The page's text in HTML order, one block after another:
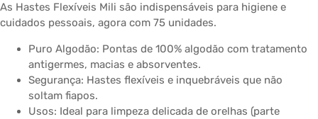
As Hastes Flexíveis Mili são indispensáveis para higiene e
cuidados pessoais, agora com 75 unidades.
Puro Algodão: Pontas de 100% algodão com tratamento
antigermes, macias e absorventes.
Segurança: Hastes flexíveis e inquebráveis que não
soltam fiapos.
Usos: Ideal para limpeza delicada de orelhas (parte